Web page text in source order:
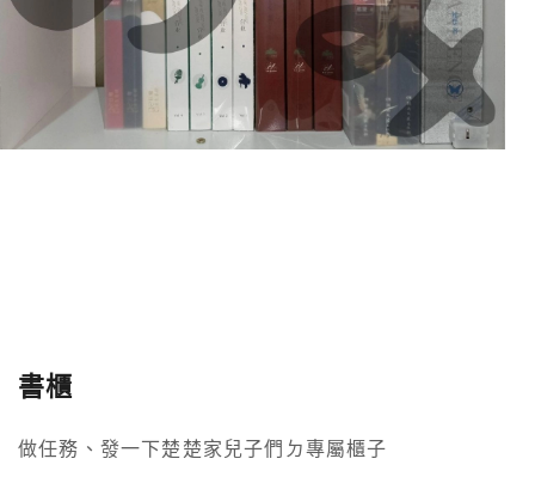
書櫃
做任務、發一下楚楚家兒子們ㄉ專屬櫃子